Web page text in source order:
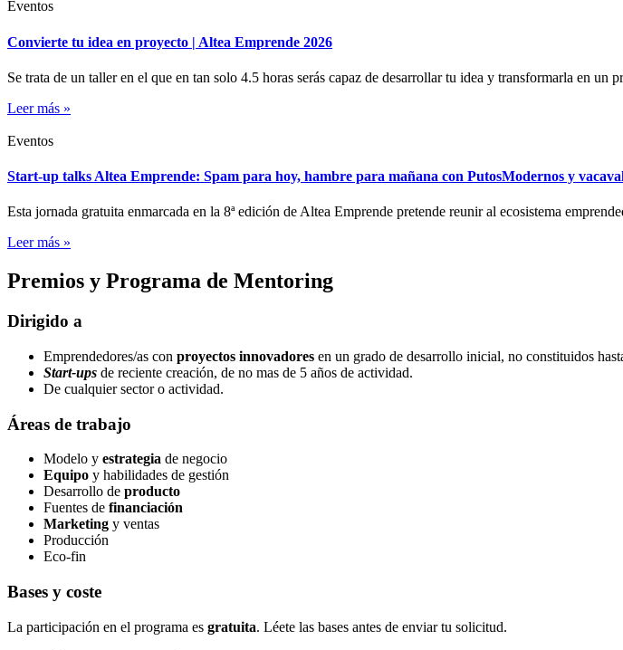
Eventos
Convierte tu idea en proyecto | Altea Emprende 2026
Se trata de un taller en el que en tan solo 4.5 horas serás capaz de desarrollar tu idea y transformarla en un
Leer más »
Eventos
Start-up talks Altea Emprende: Spam para hoy, hambre para mañana con PutosModernos y
Esta jornada gratuita enmarcada en la 8ª edición de Altea Emprende pretende reunir al ecosistema
Leer más »
Premios y Programa de Mentoring
Dirigido a
Emprendedores/as con proyectos innovadores en un grado de desarrollo inicial, no constituidos
Start-ups de reciente creación, de no mas de 5 años de actividad.
De cualquier sector o actividad.
Áreas de trabajo
Modelo y estrategia de negocio
Equipo y habilidades de gestión
Desarrollo de producto
Fuentes de financiación
Marketing y ventas
Producción
Eco-fin
Bases y coste
La participación en el programa es gratuita. Léete las bases antes de enviar tu solicitud.